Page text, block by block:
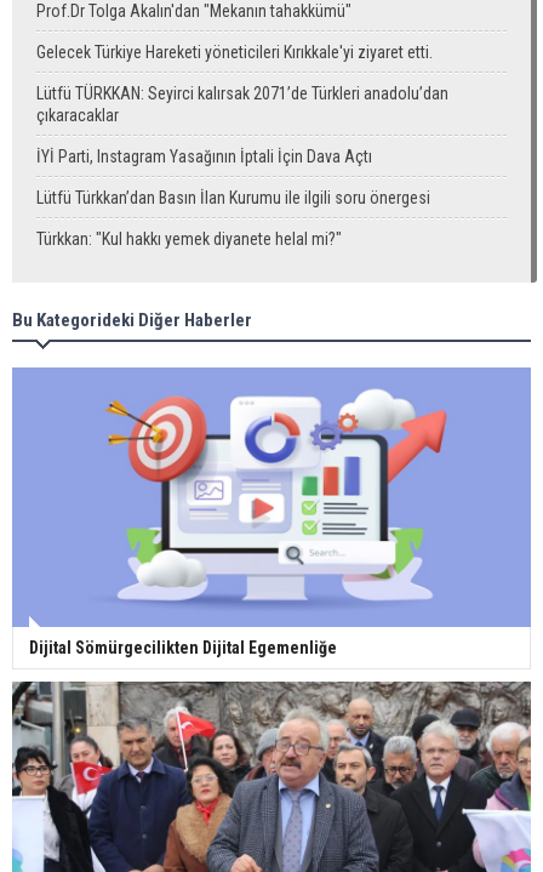
Prof.Dr Tolga Akalın'dan "Mekanın tahakkümü"
Gelecek Türkiye Hareketi yöneticileri Kırıkkale'yi ziyaret etti.
Lütfü TÜRKKAN: Seyirci kalırsak 2071’de Türkleri anadolu’dan
çıkaracaklar
İYİ Parti, Instagram Yasağının İptali İçin Dava Açtı
Lütfü Türkkan’dan Basın İlan Kurumu ile ilgili soru önergesi
Türkkan: "Kul hakkı yemek diyanete helal mi?"
Bu Kategorideki Diğer Haberler
Dijital Sömürgecilikten Dijital Egemenliğe